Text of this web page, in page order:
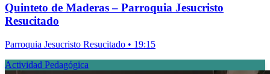
Quinteto de Maderas – Parroquia Jesucristo
Resucitado
Parroquia Jesucristo Resucitado • 19:15
Actividad Pedagógica